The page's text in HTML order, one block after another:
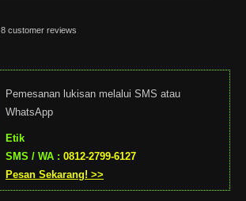
8 customer reviews
Pemesanan lukisan melalui SMS atau
WhatsApp
Etik
SMS / WA : 0812-2799-6127
Pesan Sekarang! >>